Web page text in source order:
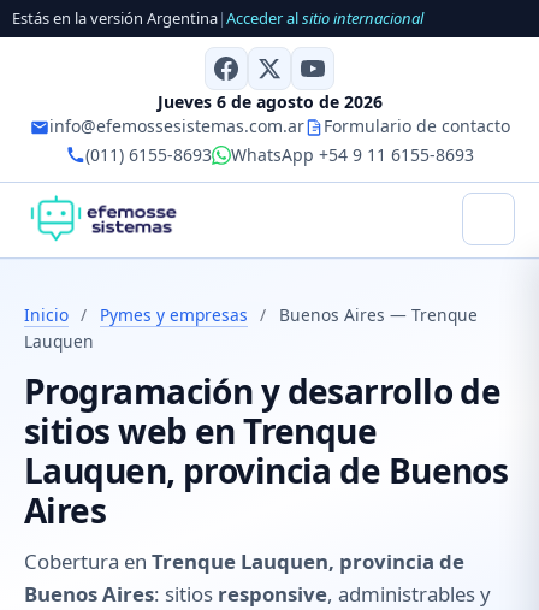
Estás en la versión Argentina|Acceder alsitio internacional
Jueves 6 de agosto de 2026
info@efemossesistemas.com.ar
Formulario de contacto
(011) 6155-8693
WhatsApp +54 9 11 6155-8693
Inicio / Pymes y empresas /
Buenos Aires — Trenque
Lauquen
Programación y desarrollo de
sitios web en Trenque
Lauquen, provincia de Buenos
Aires
Cobertura en Trenque Lauquen, provincia de
Buenos Aires: sitios responsive, administrables y